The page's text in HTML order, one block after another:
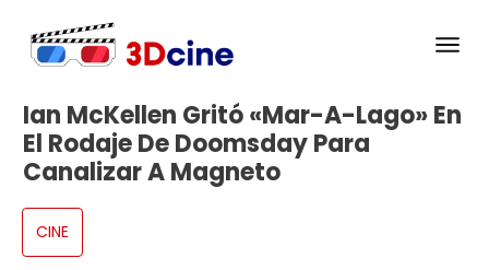
Ian McKellen Gritó «Mar-A-Lago» En
El Rodaje De Doomsday Para
Canalizar A Magneto
CINE